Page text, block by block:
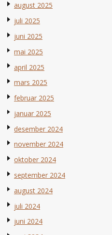
august 2025
juli 2025
juni 2025
mai 2025
april 2025
mars 2025
februar 2025
januar 2025
desember 2024
november 2024
oktober 2024
september 2024
august 2024
juli 2024
juni 2024